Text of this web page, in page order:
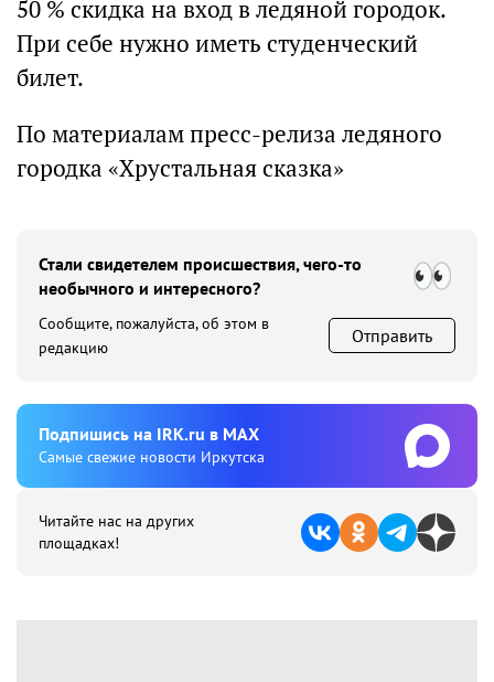
50 % скидка на вход в ледяной городок.
При себе нужно иметь студенческий
билет.
По материалам пресс-релиза ледяного
городка «Хрустальная сказка»
Стали свидетелем происшествия, чего-то
необычного и интересного?
Сообщите, пожалуйста, об этом в
редакцию
Отправить
Подпишиcь на IRK.ru в MAX
Cамые свежие новости Иркутска
Читайте нас на других
площадках!